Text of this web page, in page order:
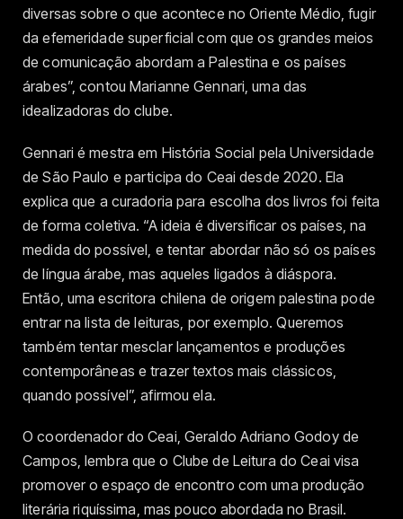
diversas sobre o que acontece no Oriente Médio, fugir
da efemeridade superficial com que os grandes meios
de comunicação abordam a Palestina e os países
árabes”, contou Marianne Gennari, uma das
idealizadoras do clube.
Gennari é mestra em História Social pela Universidade
de São Paulo e participa do Ceai desde 2020. Ela
explica que a curadoria para escolha dos livros foi feita
de forma coletiva. “A ideia é diversificar os países, na
medida do possível, e tentar abordar não só os países
de língua árabe, mas aqueles ligados à diáspora.
Então, uma escritora chilena de origem palestina pode
entrar na lista de leituras, por exemplo. Queremos
também tentar mesclar lançamentos e produções
contemporâneas e trazer textos mais clássicos,
quando possível”, afirmou ela.
O coordenador do Ceai, Geraldo Adriano Godoy de
Campos, lembra que o Clube de Leitura do Ceai visa
promover o espaço de encontro com uma produção
literária riquíssima, mas pouco abordada no Brasil.